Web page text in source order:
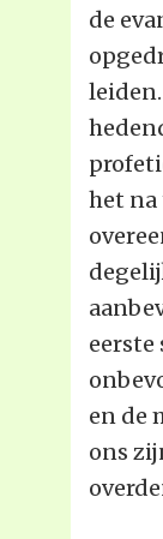
de
het na
eerste
en de
ons